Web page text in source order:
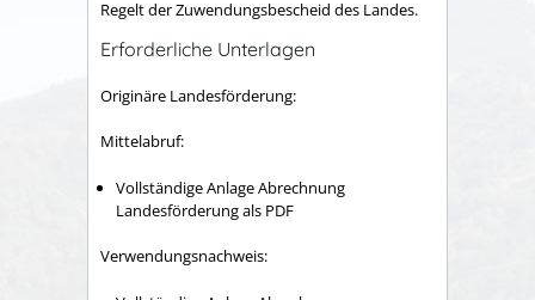
Regelt der Zuwendungsbescheid des Landes.
Erforderliche Unterlagen
Originäre Landesförderung:
Mittelabruf:
Vollständige Anlage Abrechnung
Landesförderung als PDF
Verwendungsnachweis: